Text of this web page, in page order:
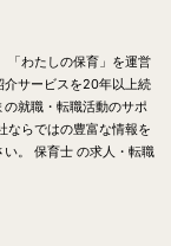
「わたしの保育」を運営
介サービスを20年以上続
就職・転職活動のサポ
ならではの豊富な情報を
。 保育士 の求人・転職